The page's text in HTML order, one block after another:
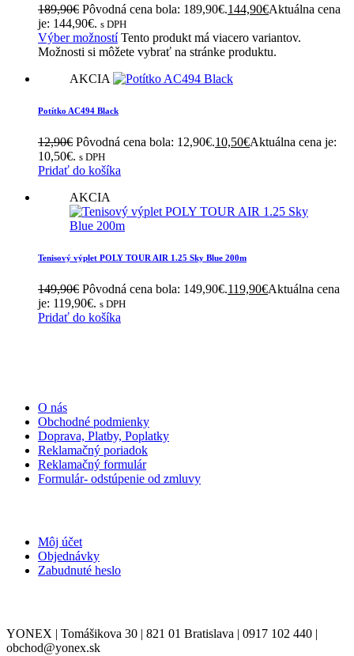
189,90€ Pôvodná cena bola: 189,90€.144,90€Aktuálna cena
je: 144,90€. s DPH
Výber možností Tento produkt má viacero variantov.
Možnosti si môžete vybrať na stránke produktu.
AKCIA
Potítko AC494 Black
12,90€ Pôvodná cena bola: 12,90€.10,50€Aktuálna cena je:
10,50€. s DPH
Pridať do košíka
AKCIA
Tenisový výplet POLY TOUR AIR 1.25 Sky Blue 200m
149,90€ Pôvodná cena bola: 149,90€.119,90€Aktuálna cena
je: 119,90€. s DPH
Pridať do košíka
O nás
Obchodné podmienky
Doprava, Platby, Poplatky
Reklamačný poriadok
Reklamačný formulár
Formulár- odstúpenie od zmluvy
Môj účet
Objednávky
Zabudnuté heslo
YONEX | Tomášikova 30 | 821 01 Bratislava | 0917 102 440 |
obchod@yonex.sk